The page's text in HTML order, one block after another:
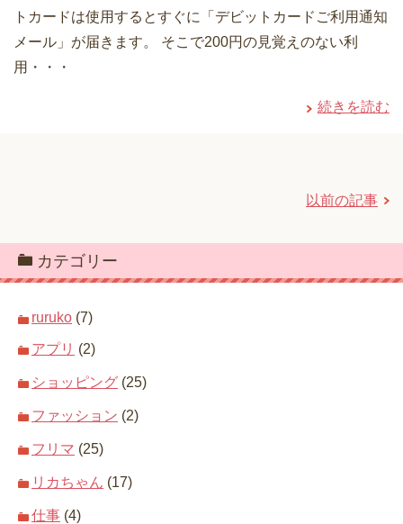
トカードは使用するとすぐに「デビットカードご利用通知
メール」が届きます。 そこで200円の見覚えのない利
用・・・
続きを読む
以前の記事
カテゴリー
ruruko (7)
アプリ (2)
ショッピング (25)
ファッション (2)
フリマ (25)
リカちゃん (17)
仕事 (4)